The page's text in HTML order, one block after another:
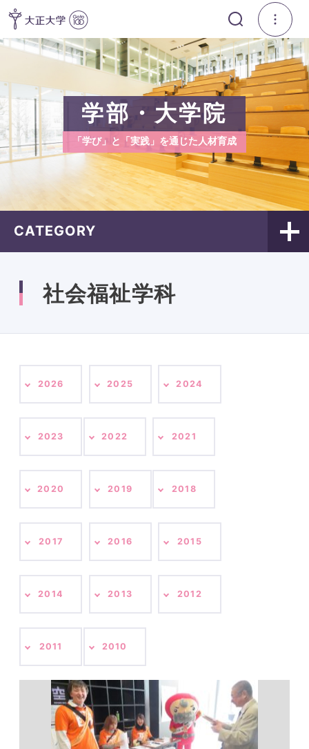
学部・大学院
「学び」と「実践」を通じた人材育成
CATEGORY
社会福祉学科
2026 2025 2024
2023 2022 2021
2020 2019 2018
2017 2016 2015
2014 2013 2012
2011 2010